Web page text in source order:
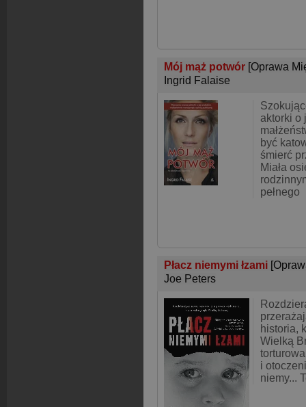
Mój mąż potwór [Oprawa
Ingrid Falaise
aktorki o
być
śmierć
Miała
pełnego
Płacz niemymi łzami
Joe Peters
historia,
Wielką
i
niemy...